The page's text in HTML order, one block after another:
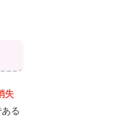
失
る